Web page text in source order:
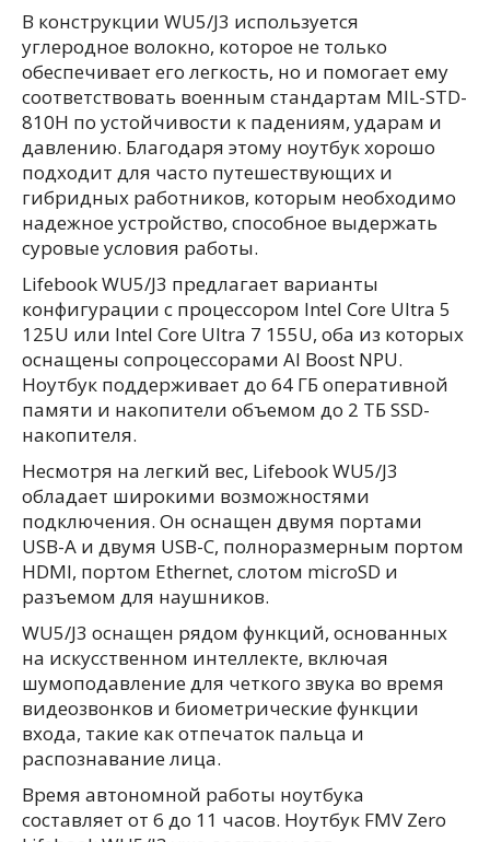
В конструкции WU5/J3 используется
углеродное волокно, которое не только
обеспечивает его легкость, но и помогает ему
соответствовать военным стандартам MIL-STD-
810H по устойчивости к падениям, ударам и
давлению. Благодаря этому ноутбук хорошо
подходит для часто путешествующих и
гибридных работников, которым необходимо
надежное устройство, способное выдержать
суровые условия работы.
Lifebook WU5/J3 предлагает варианты
конфигурации с процессором Intel Core Ultra 5
125U или Intel Core Ultra 7 155U, оба из которых
оснащены сопроцессорами AI Boost NPU.
Ноутбук поддерживает до 64 ГБ оперативной
памяти и накопители объемом до 2 ТБ SSD-
накопителя.
Несмотря на легкий вес, Lifebook WU5/J3
обладает широкими возможностями
подключения. Он оснащен двумя портами
USB-A и двумя USB-C, полноразмерным портом
HDMI, портом Ethernet, слотом microSD и
разъемом для наушников.
WU5/J3 оснащен рядом функций, основанных
на искусственном интеллекте, включая
шумоподавление для четкого звука во время
видеозвонков и биометрические функции
входа, такие как отпечаток пальца и
распознавание лица.
Время автономной работы ноутбука
составляет от 6 до 11 часов. Ноутбук FMV Zero